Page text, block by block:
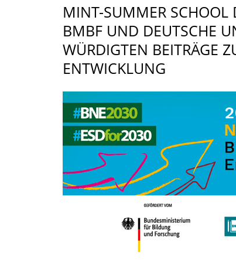
MINT-SUMMER SCHOOL
BMBF UND DEUTSCHE
WÜRDIGTEN BEITRÄGE
ENTWICKLUNG